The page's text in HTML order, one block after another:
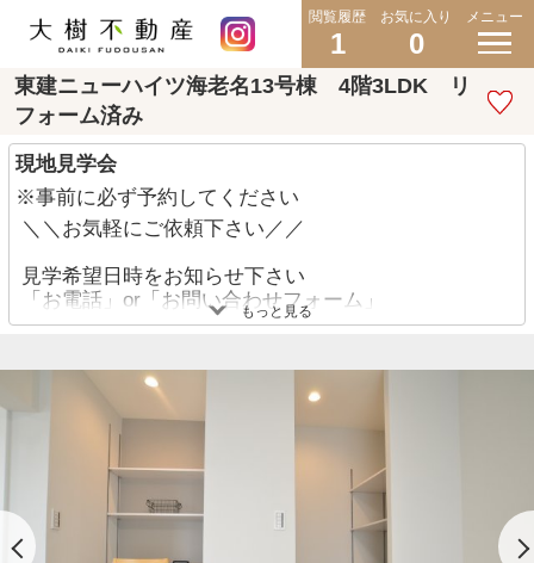
閲覧履歴
1
お気に入り
0
メニュー
東建ニューハイツ海老名13号棟 4階3LDK リ
フォーム済み
現地見学会
※事前に必ず予約してください
＼＼お気軽にご依頼下さい／／
見学希望日時をお知らせ下さい
「お電話」or「お問い合わせフォーム」
◇近隣の駅や指定の場所までお迎え 大丈夫です♪
◇他にも見たい物件があれば一緒にご案内させて頂
きます♪
TEL:046-200-7348
もっと見る